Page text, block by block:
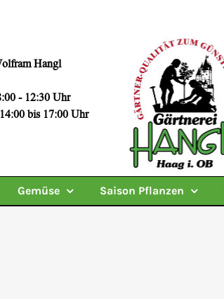
Hangl
- 12:30 Uhr
17:00 Uhr
Gemüse Saison Pflanzen